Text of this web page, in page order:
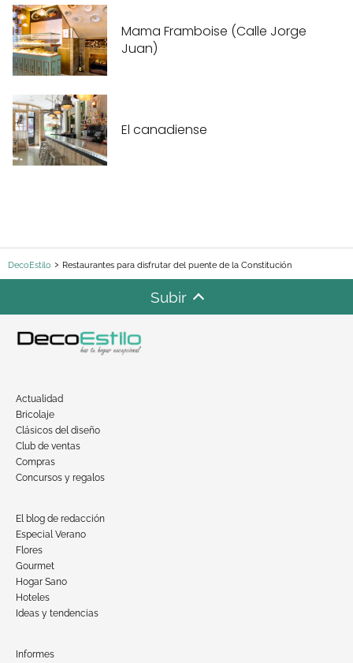
Mama Framboise (Calle Jorge
Juan)
El canadiense
DecoEstilo Restaurantes para disfrutar del puente de la Constitución
Subir
Actualidad
Bricolaje
Clásicos del diseño
Club de ventas
Compras
Concursos y regalos
El blog de redacción
Especial Verano
Flores
Gourmet
Hogar Sano
Hoteles
Ideas y tendencias
Informes